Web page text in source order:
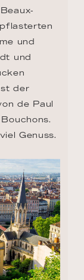
und
und
der
de Paul
Genuss.